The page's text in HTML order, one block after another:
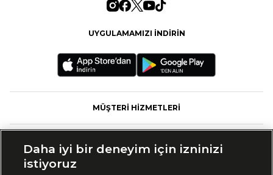
UYGULAMAMIZI İNDİRİN
MÜŞTERİ HİZMETLERİ
Daha iyi bir deneyim için izninizi
istiyoruz